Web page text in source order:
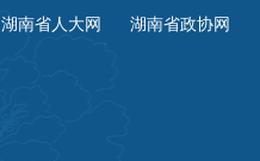
湖南省人大网 湖南省政协网